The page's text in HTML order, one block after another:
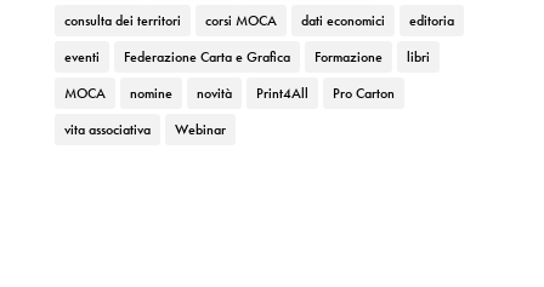
consulta dei territori
corsi MOCA dati economici
editoria
eventi
Federazione Carta e Grafica Formazione
libri
MOCA
nomine novità Print4All
Pro Carton
vita associativa
Webinar